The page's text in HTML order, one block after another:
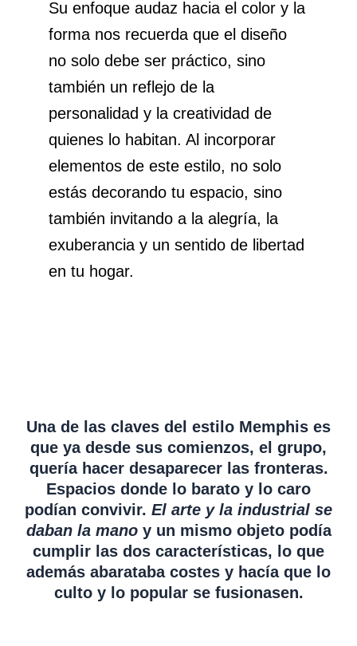
Su enfoque audaz hacia el color y la
forma nos recuerda que el diseño
no solo debe ser práctico, sino
también un reflejo de la
personalidad y la creatividad de
quienes lo habitan. Al incorporar
elementos de este estilo, no solo
estás decorando tu espacio, sino
también invitando a la alegría, la
exuberancia y un sentido de libertad
en tu hogar.
Una de las claves del estilo Memphis es
que ya desde sus comienzos, el grupo,
quería hacer desaparecer las fronteras.
Espacios donde lo barato y lo caro
podían convivir. El arte y la industrial se
daban la manoy un mismo objeto podía
cumplir las dos características, lo que
además abarataba costes y hacía que lo
culto y lo popular se fusionasen.